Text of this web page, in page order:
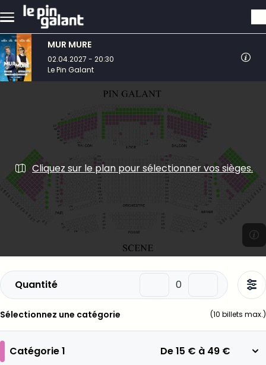
Aller au contenu principal
MUR MURE
02.04.2027 - 20:30
Le Pin Galant
Cliquez sur le plan pour sélectionner vos sièges.
Quantité
Sélectionnez une catégorie (10 billets max.)
Catégorie 1 De15 € à 49 €